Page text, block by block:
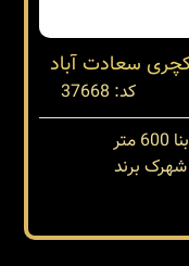
کد: 37668
بنا 600 متر
شهرک برند